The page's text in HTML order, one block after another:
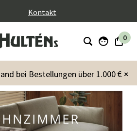
Kontakt
0
×
bei Bestellungen über 1.000 €